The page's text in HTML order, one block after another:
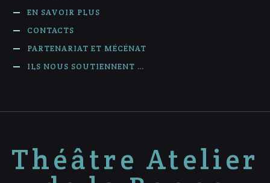
EN SAVOIR PLUS
CONTACTS
PARTENARIAT ET MÉCÉNAT
ILS NOUS SOUTIENNENT …
Théâtre Atelier